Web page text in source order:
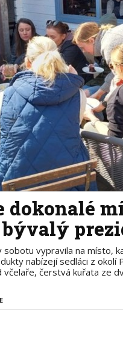
dokonalé
sobotu vypravila na místo,
nabízejí sedláci z okolí
čerstvá kuřata ze